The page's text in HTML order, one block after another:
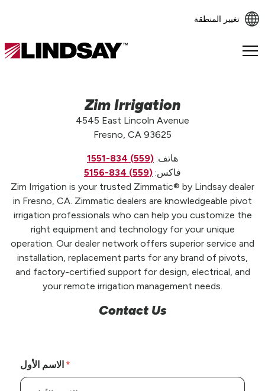
تغيير المنطقة
Lindsay.
Zim Irrigation
4545 East Lincoln Avenue
Fresno, CA 93625
هاتف: (559) 834-1551
فاكس: (559) 834-5156
Zim Irrigation is your trusted Zimmatic® by Lindsay dealer
in Fresno, CA. Zimmatic dealers are knowledgeable pivot
irrigation professionals who can help you customize the
right equipment and technology for your unique
operation. Our dealer network offers superior service and
installation, replacement parts for any brand of pivots,
and factory-certified support for design, electrical, and
your remote irrigation management needs.
Contact Us
الاسم الأول